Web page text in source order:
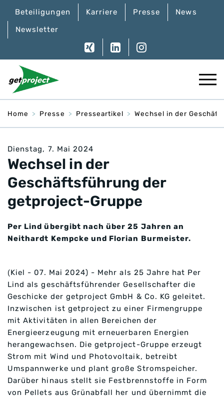
Beteiligungen Karriere Presse
News
Newsletter
Home Presse Presseartikel Wechsel in der
Dienstag, 7. Mai 2024
Wechsel in der
Geschäftsführung der
getproject-Gruppe
Per Lind übergibt nach über 25 Jahren an
Neithardt Kempcke und Florian Burmeister.
(Kiel - 07. Mai 2024) - Mehr als 25 Jahre hat Per
Lind als geschäftsführender Gesellschafter die
Geschicke der getproject GmbH & Co. KG geleitet.
Inzwischen ist getproject zu einer Firmengruppe
mit Aktivitäten in allen Bereichen der
Energieerzeugung mit erneuerbaren Energien
herangewachsen. Die getproject-Gruppe erzeugt
Strom mit Wind und Photovoltaik, betreibt
Umspannwerke und plant große Stromspeicher.
Darüber hinaus stellt sie Festbrennstoffe in Form
von Pellets aus Grünabfall her und übernimmt die